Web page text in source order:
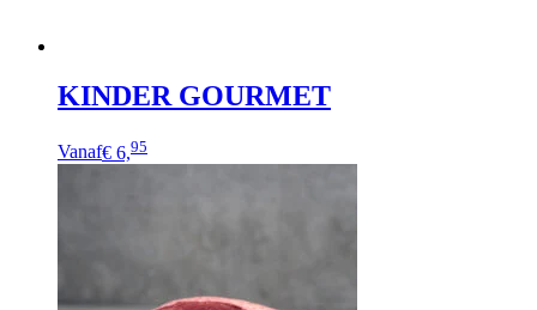
KINDER GOURMET
Vanaf€ 6,95